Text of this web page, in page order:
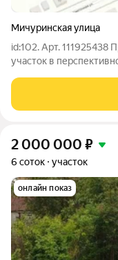
Мичуринская улица
id:102. Арт. 111925438
участок в
строительства дома
проживания или
2 000 000 ₽
6 соток участок
онлайн показ